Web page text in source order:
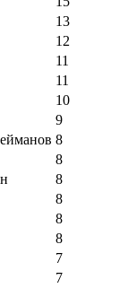
13
12
11
11
10
9
8
8
8
8
8
8
7
7